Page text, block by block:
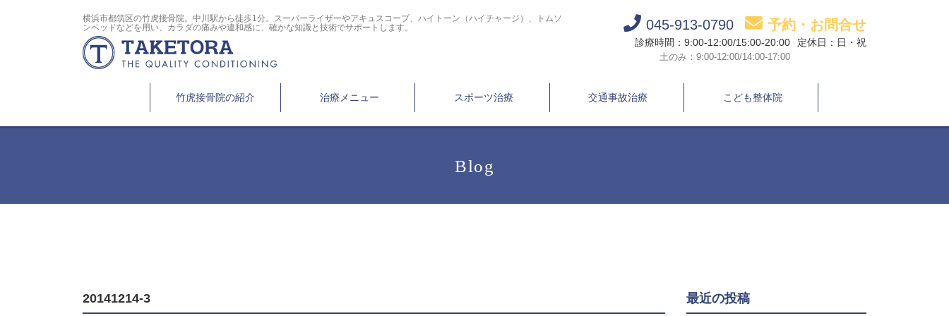
横浜市都筑区の竹虎接骨院。中川駅から徒歩1分。スーパーライザーやアキュスコープ、ハイトーン（ハイチャージ）、トムソ
ンベッドなどを用い、カラダの痛みや違和感に、確かな知識と技術でサポートします。
045-913-0790 予約・お問合せ
診療時間：9:00-12:00/15:00-20:00
土のみ：9:00-12:00/14:00-17:00
定休日：日・祝
竹虎接骨院の紹介 治療メニュー スポーツ治療 交通事故治療 こども整体院
Blog
20141214-3 最近の投稿